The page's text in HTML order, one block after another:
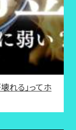
れる」ってホ